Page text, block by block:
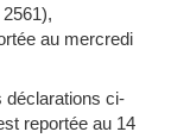
au mercredi
déclarations ci-
reportée au 14